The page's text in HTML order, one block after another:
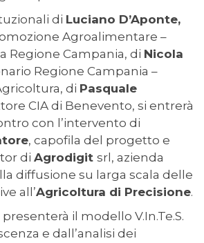
di Luciano D’Aponte,
Agroalimentare –
Regione Campania, di Nicola
Regione Campania –
di Pasquale
CIA di Benevento, si entrerà
con l’intervento di
, capofila del progetto e
di Agrodigit srl, azienda
diffusione su larga scala delle
all’Agricoltura di Precisione.
il modello V.In.Te.S.
e dall’analisi dei